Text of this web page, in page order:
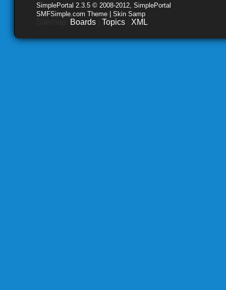
SimplePortal 2.3.5 © 2008-2012, SimplePortal
SMFSimple.com Theme | Skin Samp
Boards Topics XML